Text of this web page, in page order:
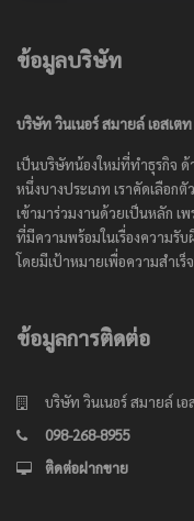
ข้อมูลบริษัท
บริษัท วินเนอร์ สมายล์ เอสเต
เป็นบริษัทน้องใหม่ที่ทำธุรกิจ
หนึ่งบางประเภท เราคัดเลือก
เข้ามาร่วมงานด้วยเป็นหลัก
ที่มีความพร้อมในเรื่องความรั
โดยมีเป้าหมายเพื่อความสำเร็จ
ข้อมูลการติดต่อ
บริษัท วินเนอร์ สมายล์ เ
098-268-8955
ติดต่อฝากขาย